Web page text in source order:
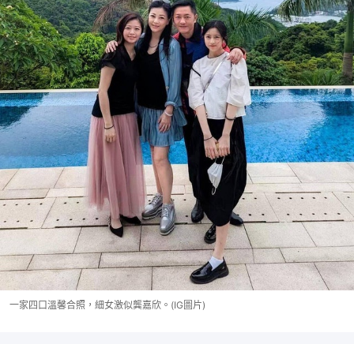
一家四口溫馨合照，細女激似龔嘉欣。(IG圖片)